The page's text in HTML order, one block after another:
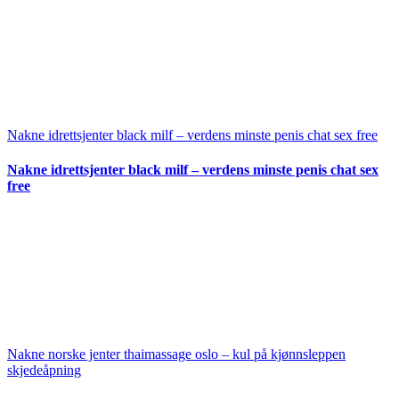
Nakne idrettsjenter black milf – verdens minste penis chat sex free
Nakne idrettsjenter black milf – verdens minste penis chat sex
free
Nakne norske jenter thaimassage oslo – kul på kjønnsleppen
skjedeåpning